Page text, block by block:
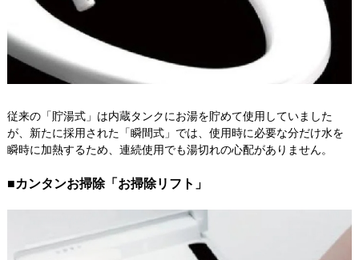
従来の「貯湯式」は内蔵タンクにお湯を貯めて使用していました
が、新たに採用された「瞬間式」では、使用時に必要な分だけ水を
瞬時に加熱するため、連続使用でも湯切れの心配がありません。
■カンタンお掃除「お掃除リフト」